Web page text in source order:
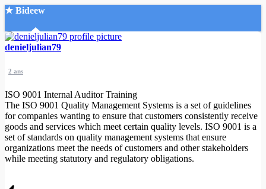
★ Bideew
Accueil
Recherche Avancée
Mon compte
Connexion
denieljulian79
2 ans
ISO 9001 Internal Auditor Training
The ISO 9001 Quality Management Systems is a set of guidelines
for companies wanting to ensure that customers consistently receive
goods and services which meet certain quality levels. ISO 9001 is a
set of standards on quality management systems that ensure
organizations meet the needs of customers and other stakeholders
while meeting statutory and regulatory obligations.